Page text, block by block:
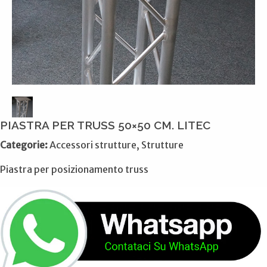
PIASTRA PER TRUSS 50×50 CM. LITEC
Categorie:Accessori strutture, Strutture
Piastra per posizionamento truss